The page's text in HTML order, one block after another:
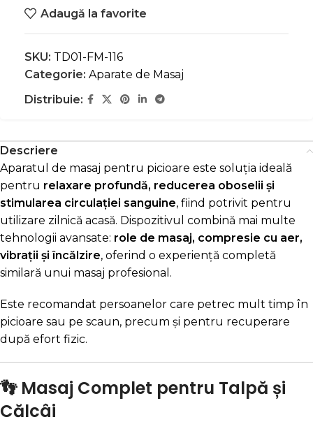
Adaugă la favorite
SKU: TD01-FM-116
Categorie: Aparate de Masaj
Distribuie:
Descriere
Aparatul de masaj pentru picioare este soluția ideală
pentru relaxare profundă, reducerea oboselii și
stimularea circulației sanguine, fiind potrivit pentru
utilizare zilnică acasă. Dispozitivul combină mai multe
tehnologii avansate: role de masaj, compresie cu aer,
vibrații și încălzire, oferind o experiență completă
similară unui masaj profesional.
Este recomandat persoanelor care petrec mult timp în
picioare sau pe scaun, precum și pentru recuperare
după efort fizic.
👣 Masaj Complet pentru Talpă și
Călcâi